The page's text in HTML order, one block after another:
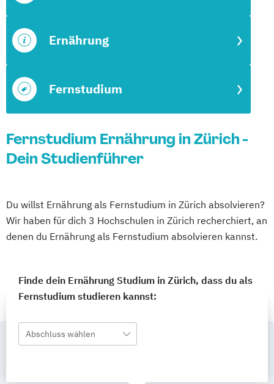
Fernstudium
Ernährung
Fernstudium Ernährung in Zürich -
Dein Studienführer
Du willst Ernährung als Fernstudium in Zürich absolvieren?
Wir haben für dich 3 Hochschulen in Zürich recherchiert, an
denen du Ernährung als Fernstudium absolvieren kannst.
Finde dein Ernährung Studium in Zürich, dass du als
Fernstudium studieren kannst:
Abschluss wählen